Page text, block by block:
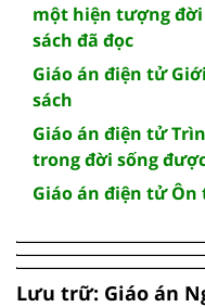
một hiện tượng
sách đã đọc
Giáo án điện tử
sách
Giáo án điện tử
trong đời sống
Giáo án điện tử Ôn
Lưu trữ: Giáo án